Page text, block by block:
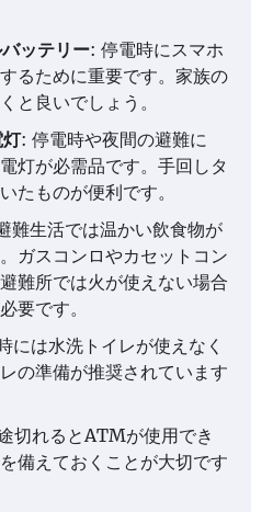
ッテリー: 停電時にスマホ
るために重要です。家族の
と良いでしょう​​​​。
: 停電時や夜間の避難に
灯が必需品です。手回しタ
たものが便利です​​。
難生活では温かい飲食物が
ガスコンロやカセットコン
難所では火が使えない場合
要です​​。
には水洗トイレが使えなく
の準備が推奨されています​​
切れるとATMが使用でき
備えておくことが大切です​​